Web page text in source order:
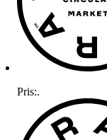
Pris:.